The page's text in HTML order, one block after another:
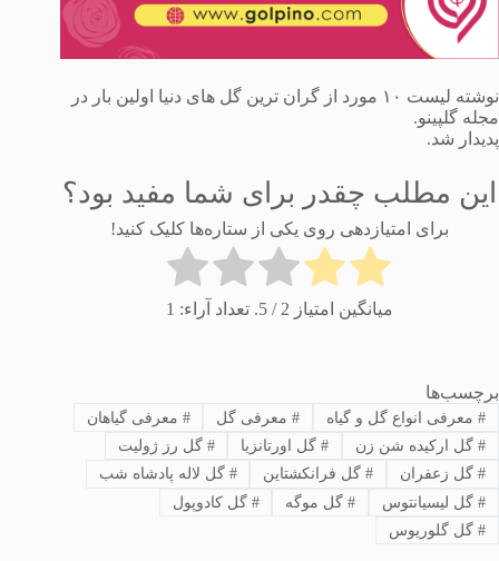
نوشته لیست ۱۰ مورد از گران ترین گل های دنیا اولین بار در
مجله گلپینو.
پدیدار شد.
این مطلب چقدر برای شما مفید بود؟
برای امتیازدهی روی یکی از ستاره‌ها کلیک کنید!
میانگین امتیاز 2/ 5. تعداد آراء: 1
برچسب‌ها
#معرفی انواع گل و گیاه #معرفی گل # معرفی گیاهان
#گل ارکیده شن زن #گل اورتانزیا # گل رز ژولیت
#گل زعفران #گل فرانکشتاین # گل لاله پادشاه شب
#گل لیسیانتوس #گل موگه # گل کادوپول
#گل گلوریوس